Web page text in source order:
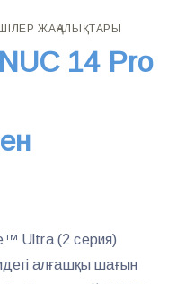
ЖАҢАЛЫҚТАРЫ
14 Pro
Ultra (2 серия)
алғашқы шағын